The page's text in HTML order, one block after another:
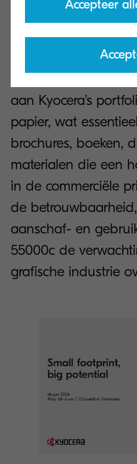
Naast de TASKalfa
aan Kyocera’s
papier, wat
brochures, boeken,
materialen die een
in de commerciële
de
aanschaf- en
55000c de
grafische industrie
Accepteer